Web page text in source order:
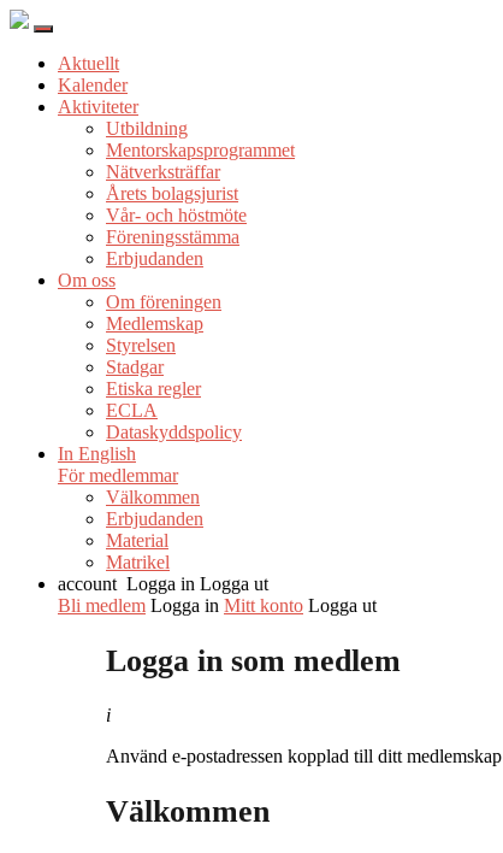
Aktuellt
Kalender
Aktiviteter
Utbildning
Mentorskapsprogrammet
Nätverksträffar
Årets bolagsjurist
Vår- och höstmöte
Föreningsstämma
Erbjudanden
Om oss
Om föreningen
Medlemskap
Styrelsen
Stadgar
Etiska regler
ECLA
Dataskyddspolicy
In English
För medlemmar
Välkommen
Erbjudanden
Material
Matrikel
account Logga in Logga ut
Bli medlem Logga in Mitt konto Logga ut
Logga in som medlem
i
Använd e-postadressen kopplad till ditt medlemskap
Välkommen